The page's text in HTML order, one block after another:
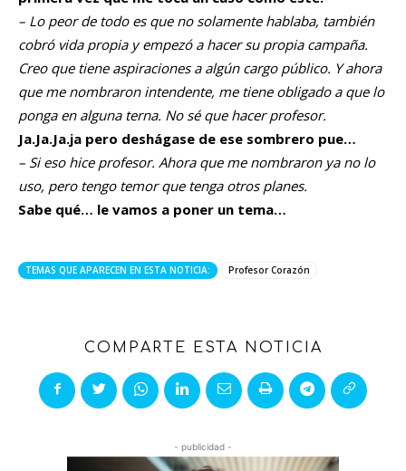
– Lo peor de todo es que no solamente hablaba, también
cobró vida propia y empezó a hacer su propia campaña.
Creo que tiene aspiraciones a algún cargo público. Y ahora
que me nombraron intendente, me tiene obligado a que lo
ponga en alguna terna. No sé que hacer profesor.
Ja.Ja.Ja.ja pero deshágase de ese sombrero pue…
– Si eso hice profesor. Ahora que me nombraron ya no lo
uso, pero tengo temor que tenga otros planes.
Sabe qué… le vamos a poner un tema…
TEMAS QUE APARECEN EN ESTA NOTICIA: Profesor Corazón
COMPARTE ESTA NOTICIA
- publicidad -